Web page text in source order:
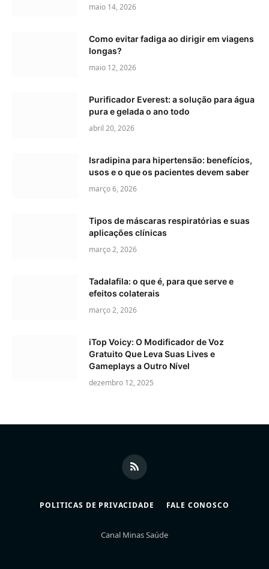
maio 14, 2026
Como evitar fadiga ao dirigir em viagens
longas?
maio 12, 2026
Purificador Everest: a solução para água
pura e gelada o ano todo
abril 20, 2026
Isradipina para hipertensão: benefícios,
usos e o que os pacientes devem saber
março 6, 2026
Tipos de máscaras respiratórias e suas
aplicações clínicas
março 2, 2026
Tadalafila: o que é, para que serve e
efeitos colaterais
março 2, 2026
iTop Voicy: O Modificador de Voz
Gratuito Que Leva Suas Lives e
Gameplays a Outro Nível
dezembro 12, 2025
RSS
POLITICAS DE PRIVACIDADE FALE CONOSCO
Canal Minas Saúde